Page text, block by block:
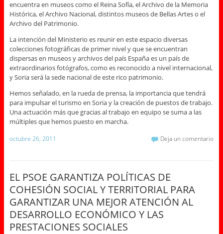
encuentra en museos como el Reina Sofía, el Archivo de la Memoria
Histórica, el Archivo Nacional, distintos museos de Bellas Artes o el
Archivo del Patrimonio.
La intención del Ministerio es reunir en este espacio diversas
colecciones fotográficas de primer nivel y que se encuentran
dispersas en museos y archivos del país España es un país de
extraordinarios fotógrafos, como es reconocido a nivel internacional,
y Soria será la sede nacional de este rico patrimonio.
Hemos señalado, en la rueda de prensa, la importancia que tendrá
para impulsar el turismo en Soria y la creación de puestos de trabajo.
Una actuación más que gracias al trabajo en equipo se suma a las
múltiples que hemos puesto en marcha.
octubre 26, 2011 Deja un comentario
EL PSOE GARANTIZA POLÍTICAS DE
COHESIÓN SOCIAL Y TERRITORIAL PARA
GARANTIZAR UNA MEJOR ATENCIÓN AL
DESARROLLO ECONÓMICO Y LAS
PRESTACIONES SOCIALES